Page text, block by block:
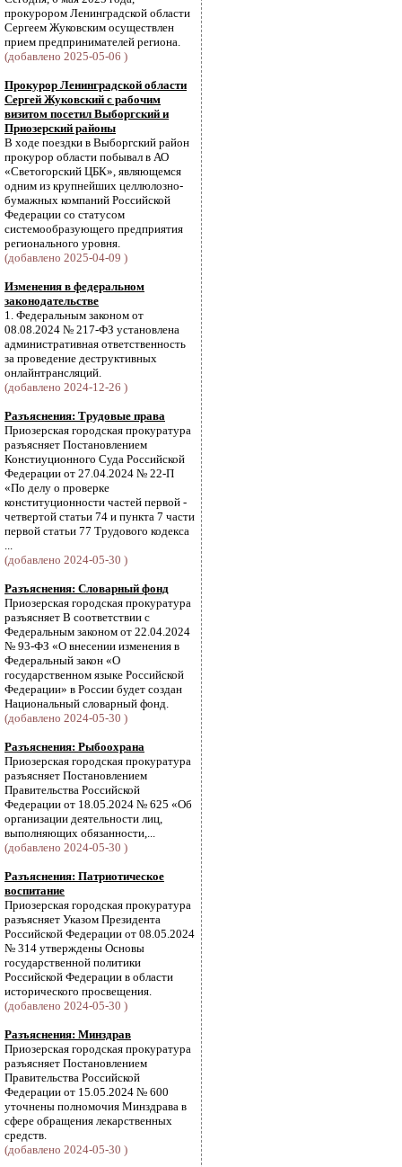
прокурором Ленинградской области
Сергеем Жуковским осуществлен
прием предпринимателей региона.
(добавлено 2025-05-06 )
Прокурор Ленинградской области
Сергей Жуковский с рабочим
визитом посетил Выборгский и
Приозерский районы
В ходе поездки в Выборгский район
прокурор области побывал в АО
«Светогорский ЦБК», являющемся
одним из крупнейших целлюлозно-
бумажных компаний Российской
Федерации со статусом
системообразующего предприятия
регионального уровня.
(добавлено 2025-04-09 )
Изменения в федеральном
законодательстве
1. Федеральным законом от
08.08.2024 № 217-ФЗ установлена
административная ответственность
за проведение деструктивных
онлайнтрансляций.
(добавлено 2024-12-26 )
Разъяснения: Трудовые права
Приозерская городская прокуратура
разъясняет Постановлением
Констиуционного Суда Российской
Федерации от 27.04.2024 № 22-П
«По делу о проверке
конституционности частей первой -
четвертой статьи 74 и пункта 7 части
первой статьи 77 Трудового кодекса
...
(добавлено 2024-05-30 )
Разъяснения: Словарный фонд
Приозерская городская прокуратура
разъясняет В соответствии с
Федеральным законом от 22.04.2024
№ 93-ФЗ «О внесении изменения в
Федеральный закон «О
государственном языке Российской
Федерации» в России будет создан
Национальный словарный фонд.
(добавлено 2024-05-30 )
Разъяснения: Рыбоохрана
Приозерская городская прокуратура
разъясняет Постановлением
Правительства Российской
Федерации от 18.05.2024 № 625 «Об
организации деятельности лиц,
выполняющих обязанности,...
(добавлено 2024-05-30 )
Разъяснения: Патриотическое
воспитание
Приозерская городская прокуратура
разъясняет Указом Президента
Российской Федерации от 08.05.2024
№ 314 утверждены Основы
государственной политики
Российской Федерации в области
исторического просвещения.
(добавлено 2024-05-30 )
Разъяснения: Минздрав
Приозерская городская прокуратура
разъясняет Постановлением
Правительства Российской
Федерации от 15.05.2024 № 600
уточнены полномочия Минздрава в
сфере обращения лекарственных
средств.
(добавлено 2024-05-30 )